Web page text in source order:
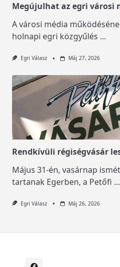
Megújulhat az egri városi
A városi média
holnapi egri közgyűlés ...
Egri Válasz Máj 27, 2026
Rendkívüli régiségvásár
Május 31-én, vasárnap
tartanak Egerben, a Petőfi ...
Egri Válasz Máj 26, 2026